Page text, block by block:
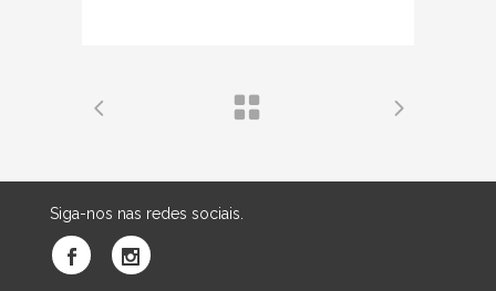
Siga-nos nas redes sociais.